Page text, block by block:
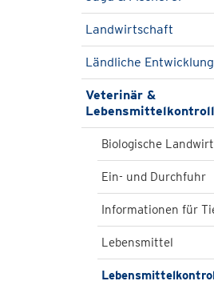
Landwirtschaft
Ländliche Entwicklung
Veterinär &
Biologische
Ein- und Durchfuhr
Informationen für
Lebensmittel